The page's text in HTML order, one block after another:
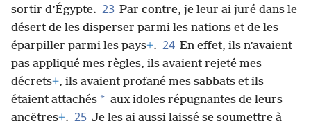
sortir d’Égypte. 23 Par contre, je leur ai juré dans le
désert de les disperser parmi les nations et de les
éparpiller parmi les pays+. 24 En effet, ils n’avaient
pas appliqué mes règles, ils avaient rejeté mes
décrets+, ils avaient profané mes sabbats et ils
étaient attachés * aux idoles répugnantes de leurs
ancêtres+. 25 Je les ai aussi laissé se soumettre à